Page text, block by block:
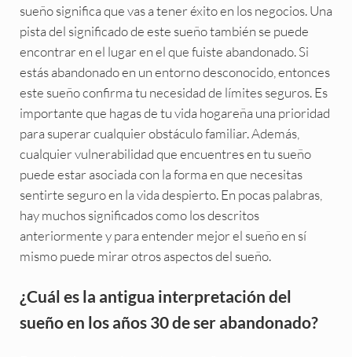
sueño significa que vas a tener éxito en los negocios. Una
pista del significado de este sueño también se puede
encontrar en el lugar en el que fuiste abandonado. Si
estás abandonado en un entorno desconocido, entonces
este sueño confirma tu necesidad de límites seguros. Es
importante que hagas de tu vida hogareña una prioridad
para superar cualquier obstáculo familiar. Además,
cualquier vulnerabilidad que encuentres en tu sueño
puede estar asociada con la forma en que necesitas
sentirte seguro en la vida despierto. En pocas palabras,
hay muchos significados como los descritos
anteriormente y para entender mejor el sueño en sí
mismo puede mirar otros aspectos del sueño.
¿Cuál es la antigua interpretación del
sueño en los años 30 de ser abandonado?